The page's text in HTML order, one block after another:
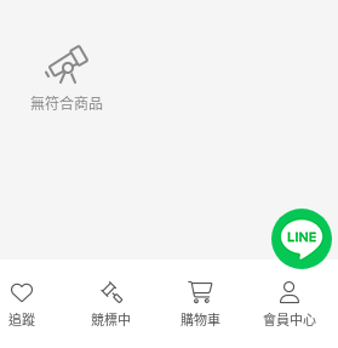
追蹤 競標中 購物車 會員中心
無符合商品